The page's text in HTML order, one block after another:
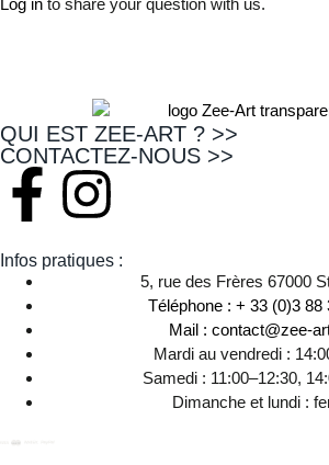
QUI EST ZEE-ART ? >>
CONTACTEZ-NOUS >>
Infos pratiques :
5, rue des Frères 67000
Téléphone : + 33 (0)3 88
Mail : contact@zee-
Mardi au vendredi :
Samedi : 11:00–12:30,
Dimanche et lundi :